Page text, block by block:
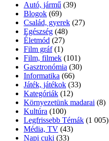
Autó, jármű (39)
Blogok (69)
Család, gyerek (27)
Egészség (48)
Életmód (27)
Film gráf(1)
Film, filmek (101)
Gasztronómia (30)
Informatika (66)
Játék, játékok (33)
Kategóriák (12)
Környezetünk madarai (8)
Kultúra (100)
Legfrissebb Témák (1 005)
Média, TV (43)
Napi cuki (33)